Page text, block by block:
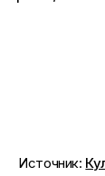
Источник: